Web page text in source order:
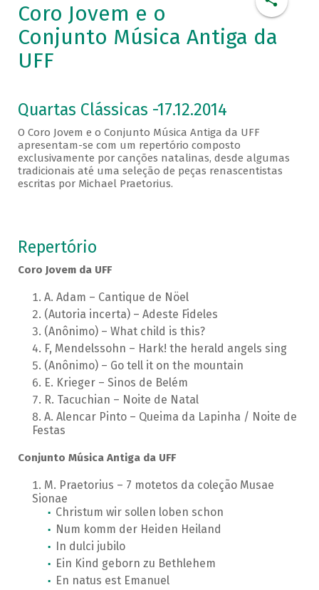
Coro Jovem e o
Conjunto Música Antiga da
UFF
Quartas Clássicas -17.12.2014
O Coro Jovem e o Conjunto Música Antiga da UFF
apresentam-se com um repertório composto
exclusivamente por canções natalinas, desde algumas
tradicionais até uma seleção de peças renascentistas
escritas por Michael Praetorius.
Repertório
Coro Jovem da UFF
A. Adam – Cantique de Nöel
(Autoria incerta) – Adeste Fideles
(Anônimo) – What child is this?
F, Mendelssohn – Hark! the herald angels sing
(Anônimo) – Go tell it on the mountain
E. Krieger – Sinos de Belém
R. Tacuchian – Noite de Natal
A. Alencar Pinto – Queima da Lapinha / Noite de
Festas
Conjunto Música Antiga da UFF
M. Praetorius – 7 motetos da coleção Musae
Sionae
Christum wir sollen loben schon
Num komm der Heiden Heiland
In dulci jubilo
Ein Kind geborn zu Bethlehem
En natus est Emanuel